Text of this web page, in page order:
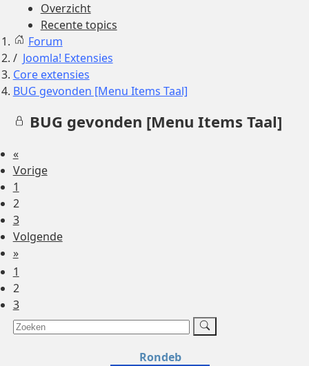
Overzicht
Recente topics
Forum
Joomla! Extensies
Core extensies
BUG gevonden [Menu Items Taal]
BUG gevonden [Menu Items Taal]
«
Vorige
1
2
3
Volgende
»
1
2
3
Rondeb